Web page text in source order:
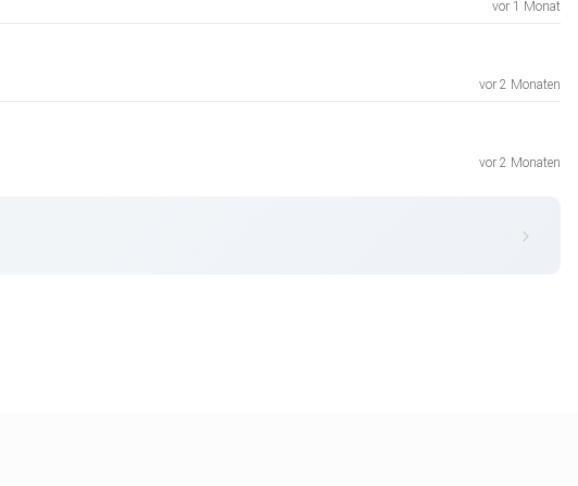
vor 1 Monat
vor 2 Monaten
vor 2 Monaten